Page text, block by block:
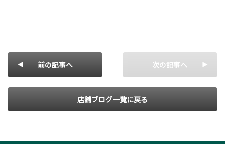
前の記事へ
店舗ブログ一覧に戻る
次の記事へ